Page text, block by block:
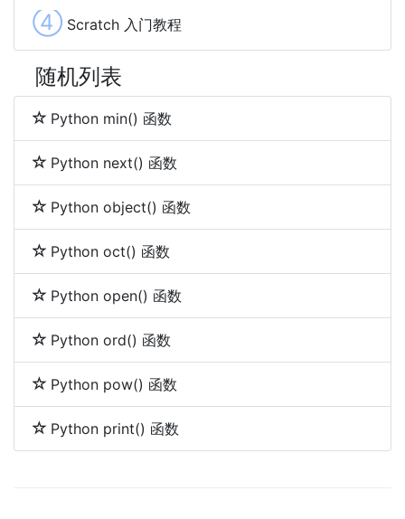
④ Scratch 入门教程
随机列表
Python min() 函数
Python next() 函数
Python object() 函数
Python oct() 函数
Python open() 函数
Python ord() 函数
Python pow() 函数
Python print() 函数